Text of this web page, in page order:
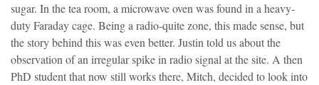
sugar. In the tea room, a microwave oven was found in a heavy-
duty Faraday cage. Being a radio-quite zone, this made sense, but
the story behind this was even better. Justin told us about the
observation of an irregular spike in radio signal at the site. A then
PhD student that now still works there, Mitch, decided to look into